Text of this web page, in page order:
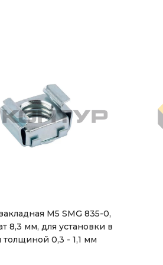
М5 SMG 835-0,
8,3 мм, для установки в
толщиной 0,3 - 1,1 мм